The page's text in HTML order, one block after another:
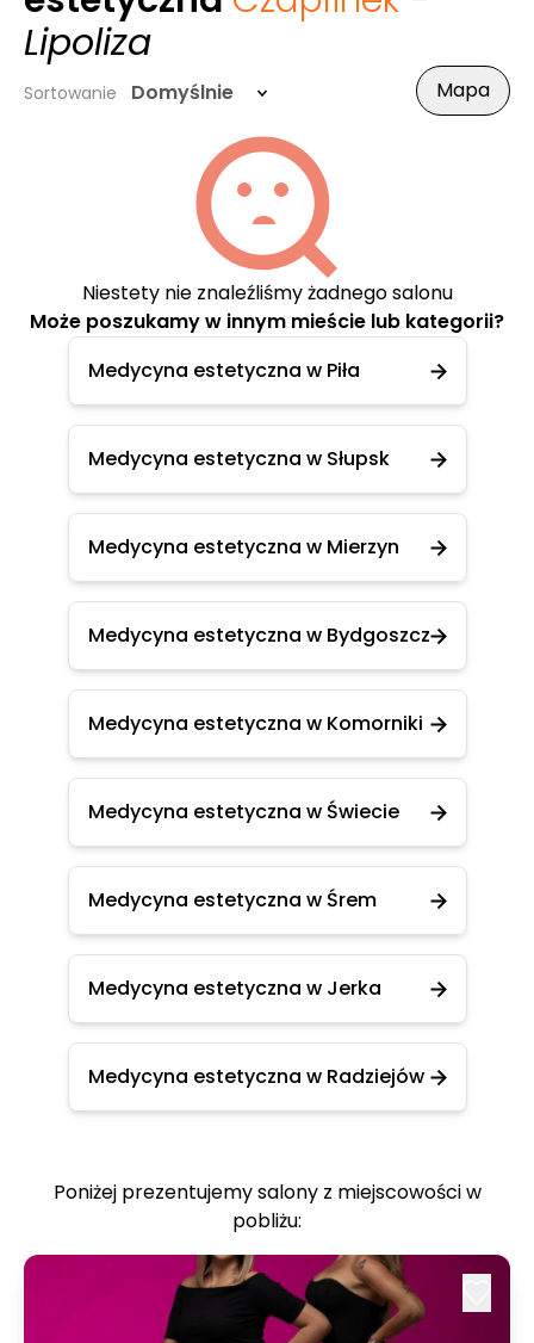
Lipoliza
Sortowanie Domyślnie Mapa
Niestety nie znaleźliśmy żadnego salonu
Może poszukamy w innym mieście lub kategorii?
Medycyna estetyczna w Piła
Medycyna estetyczna w Słupsk
Medycyna estetyczna w Mierzyn
Medycyna estetyczna w Bydgoszcz
Medycyna estetyczna w Komorniki
Medycyna estetyczna w Świecie
Medycyna estetyczna w Śrem
Medycyna estetyczna w Jerka
Medycyna estetyczna w Radziejów
Poniżej prezentujemy salony z miejscowości w
pobliżu: